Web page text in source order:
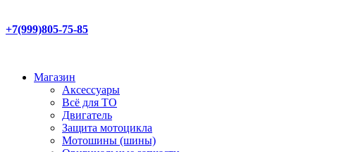
+7(999)805-75-85
Магазин
Аксессуары
Всё для ТО
Двигатель
Защита мотоцикла
Мотошины (шины)